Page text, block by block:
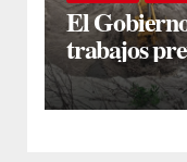
El
trabajos
Dulce y